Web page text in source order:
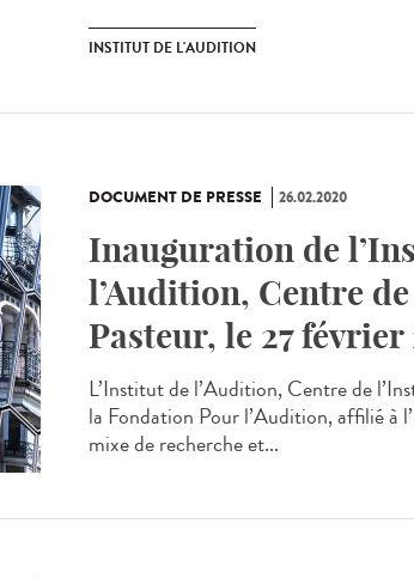
INSTITUT DE L'AUDITION
DOCUMENT DE PRESSE 26.02.2020
Inauguration de
l’Audition, Centre
Pasteur, le 27 février
L’Institut de l’Audition, Centre de
la Fondation Pour l’Audition, affilié à
mixe de recherche et...